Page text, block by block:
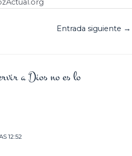
Entrada siguiente →
a Dios no es lo
12:52